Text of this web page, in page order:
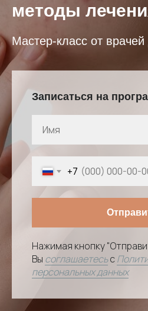
методы
Мастер-класс от
Записаться на
+7
Нажимая кнопку
Вы соглашаетесьс
персональных данных